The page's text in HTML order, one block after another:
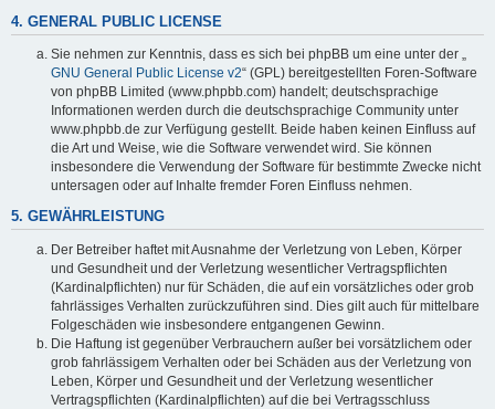
4. GENERAL PUBLIC LICENSE
Sie nehmen zur Kenntnis, dass es sich bei phpBB um eine unter der „
GNU General Public License v2“ (GPL) bereitgestellten Foren-Software
von phpBB Limited (www.phpbb.com) handelt; deutschsprachige
Informationen werden durch die deutschsprachige Community unter
www.phpbb.de zur Verfügung gestellt. Beide haben keinen Einfluss auf
die Art und Weise, wie die Software verwendet wird. Sie können
insbesondere die Verwendung der Software für bestimmte Zwecke nicht
untersagen oder auf Inhalte fremder Foren Einfluss nehmen.
5. GEWÄHRLEISTUNG
Der Betreiber haftet mit Ausnahme der Verletzung von Leben, Körper
und Gesundheit und der Verletzung wesentlicher Vertragspflichten
(Kardinalpflichten) nur für Schäden, die auf ein vorsätzliches oder grob
fahrlässiges Verhalten zurückzuführen sind. Dies gilt auch für mittelbare
Folgeschäden wie insbesondere entgangenen Gewinn.
Die Haftung ist gegenüber Verbrauchern außer bei vorsätzlichem oder
grob fahrlässigem Verhalten oder bei Schäden aus der Verletzung von
Leben, Körper und Gesundheit und der Verletzung wesentlicher
Vertragspflichten (Kardinalpflichten) auf die bei Vertragsschluss